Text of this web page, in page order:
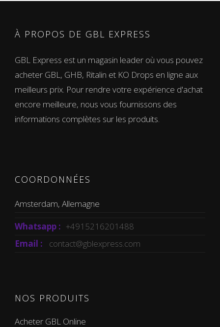
À PROPOS DE GBL EXPRESS
GBL Express est un magasin leader où vous pouvez
acheter GBL, GHB, Ritalin et KO Drops en ligne aux
meilleurs prix. Pour rendre votre expérience d'achat
encore meilleure, nous vous fournissons des
informations complètes sur les produits.
COORDONNÉES
Amsterdam, Allemagne
Whatsapp : +4915216201488
Email :
contact@gblexpress.com
NOS PRODUITS
Acheter GBL Online